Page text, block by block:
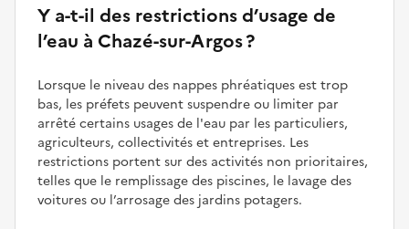
Y a-t-il des restrictions d’usage de
l’eau à Chazé-sur-Argos ?
Lorsque le niveau des nappes phréatiques est trop
bas, les préfets peuvent suspendre ou limiter par
arrêté certains usages de l'eau par les particuliers,
agriculteurs, collectivités et entreprises. Les
restrictions portent sur des activités non prioritaires,
telles que le remplissage des piscines, le lavage des
voitures ou l’arrosage des jardins potagers.